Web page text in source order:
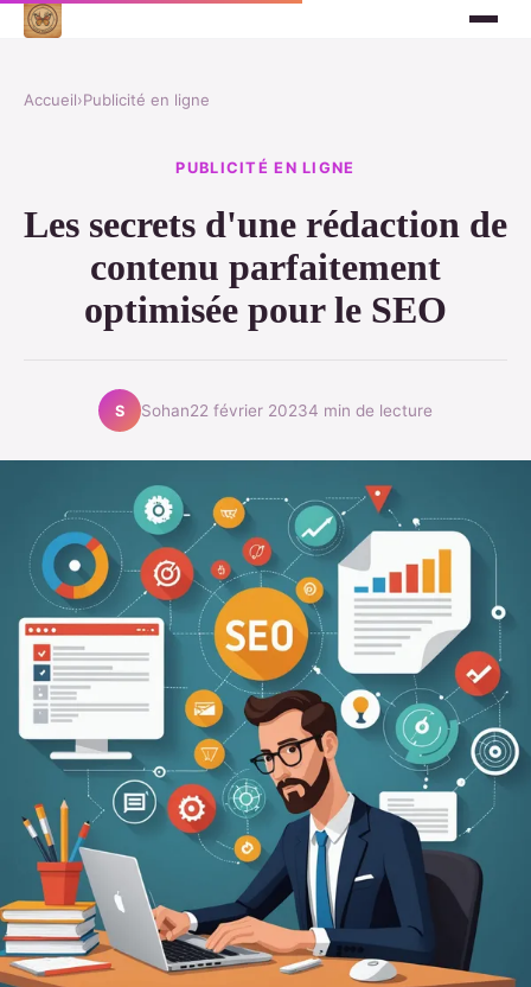
Accueil›Publicité en ligne
PUBLICITÉ EN LIGNE
Les secrets d'une rédaction de
contenu parfaitement
optimisée pour le SEO
S Sohan22 février 20234 min de lecture